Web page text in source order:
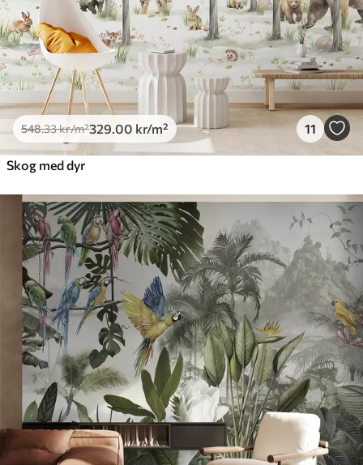
548.33kr/m²329 .00 kr/m² 11
Skog med dyr